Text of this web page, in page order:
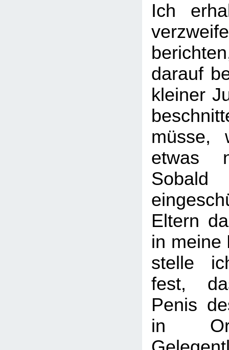
Ich
darauf
kleiner
müsse,
etwas
Eltern
in meine
stelle
fest,
Penis
in